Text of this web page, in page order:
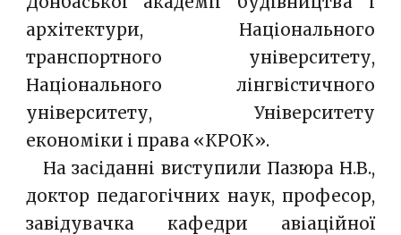
архітектури, Національного
транспортного університету,
Національного лінгвістичного
університету, Університету
економіки і права «КРОК».
На засіданні виступили Пазюра Н.В.,
доктор педагогічних наук, професор,
завідувачка кафедри авіаційної